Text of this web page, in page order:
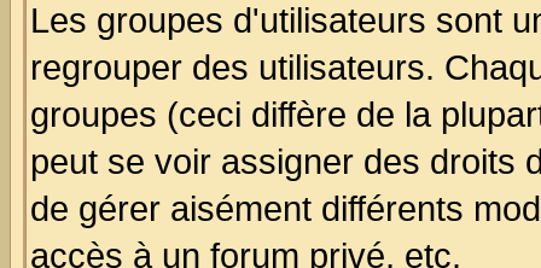
Les groupes d'utilisateurs sont
regrouper des utilisateurs.
groupes (ceci diffère de la
peut se voir assigner des droits
de gérer aisément différents
accès à un forum privé, etc.